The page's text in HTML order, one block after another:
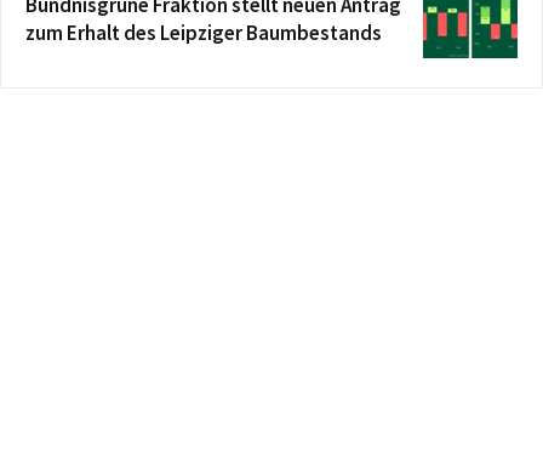
zum Erhalt des Leipziger Baumbestands